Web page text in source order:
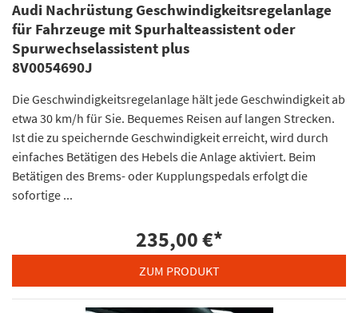
Audi Nachrüstung Geschwindigkeitsregelanlage
für Fahrzeuge mit Spurhalteassistent oder
Spurwechselassistent plus
8V0054690J
Die Geschwindigkeitsregelanlage hält jede Geschwindigkeit ab
etwa 30 km/h für Sie. Bequemes Reisen auf langen Strecken.
Ist die zu speichernde Geschwindigkeit erreicht, wird durch
einfaches Betätigen des Hebels die Anlage aktiviert. Beim
Betätigen des Brems- oder Kupplungspedals erfolgt die
sofortige ...
235,00 €*
ZUM PRODUKT